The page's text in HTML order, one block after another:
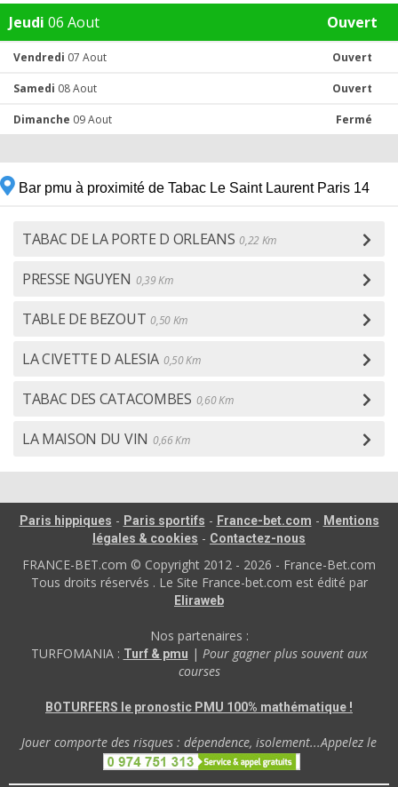
Jeudi 06 Aout Ouvert
Vendredi 07 Aout Ouvert
Samedi 08 Aout Ouvert
Dimanche 09 Aout Fermé
Bar pmu à proximité de Tabac Le Saint Laurent Paris 14
TABAC DE LA PORTE D ORLEANS 0,22 Km
PRESSE NGUYEN 0,39 Km
TABLE DE BEZOUT 0,50 Km
LA CIVETTE D ALESIA 0,50 Km
TABAC DES CATACOMBES 0,60 Km
LA MAISON DU VIN 0,66 Km
Paris hippiques - Paris sportifs - France-bet.com - Mentions
légales & cookies - Contactez-nous
FRANCE-BET.com © Copyright 2012 - 2026 - France-Bet.com
Tous droits réservés . Le Site France-bet.com est édité par
Eliraweb
Nos partenaires :
TURFOMANIA : Turf & pmu | Pour gagner plus souvent aux
courses
BOTURFERS le pronostic PMU 100% mathématique !
Jouer comporte des risques : dépendence, isolement...Appelez le